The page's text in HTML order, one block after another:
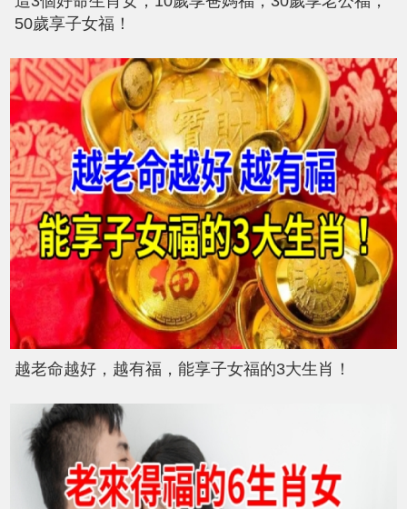
50歲享子女福！
越老命越好，越有福，能享子女福的3大生肖！